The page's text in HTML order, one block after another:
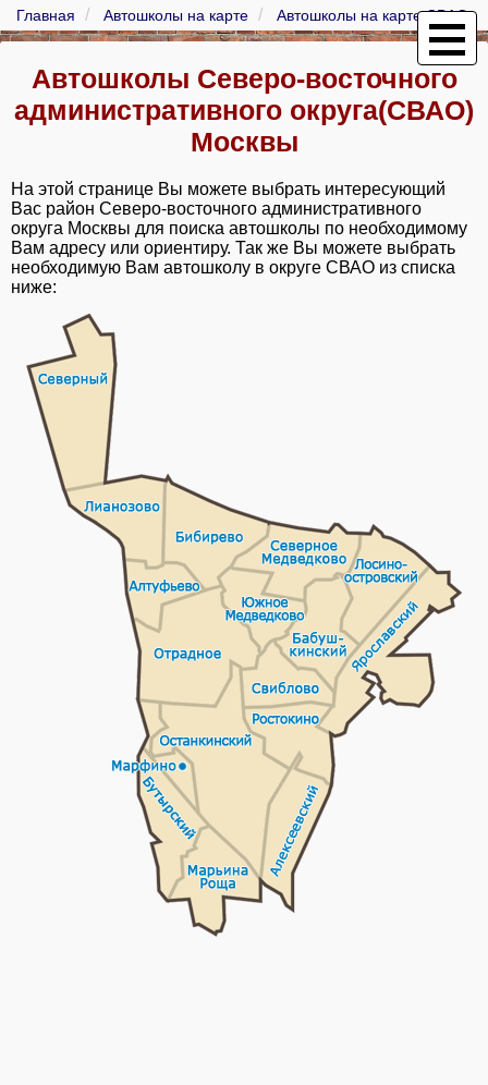
Главная Автошколы на карте Автошколы на карте СВАО
Автошколы Северо-восточного
административного округа(СВАО)
Москвы
На этой странице Вы можете выбрать интересующий
Вас район Cеверо-восточного административного
округа Москвы для поиска автошколы по необходимому
Вам адресу или ориентиру. Так же Вы можете выбрать
необходимую Вам автошколу в округе СВАО из списка
ниже: